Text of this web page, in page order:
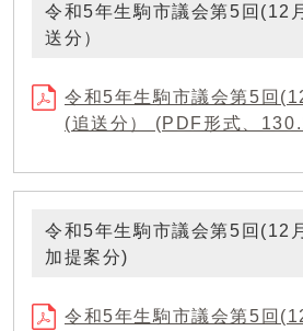
令和5年生駒市議会第5回(12
送分）
令和5年生駒市議会第5回
(追送分） (PDF形式、
令和5年生駒市議会第5回(12
加提案分)
令和5年生駒市議会第5回